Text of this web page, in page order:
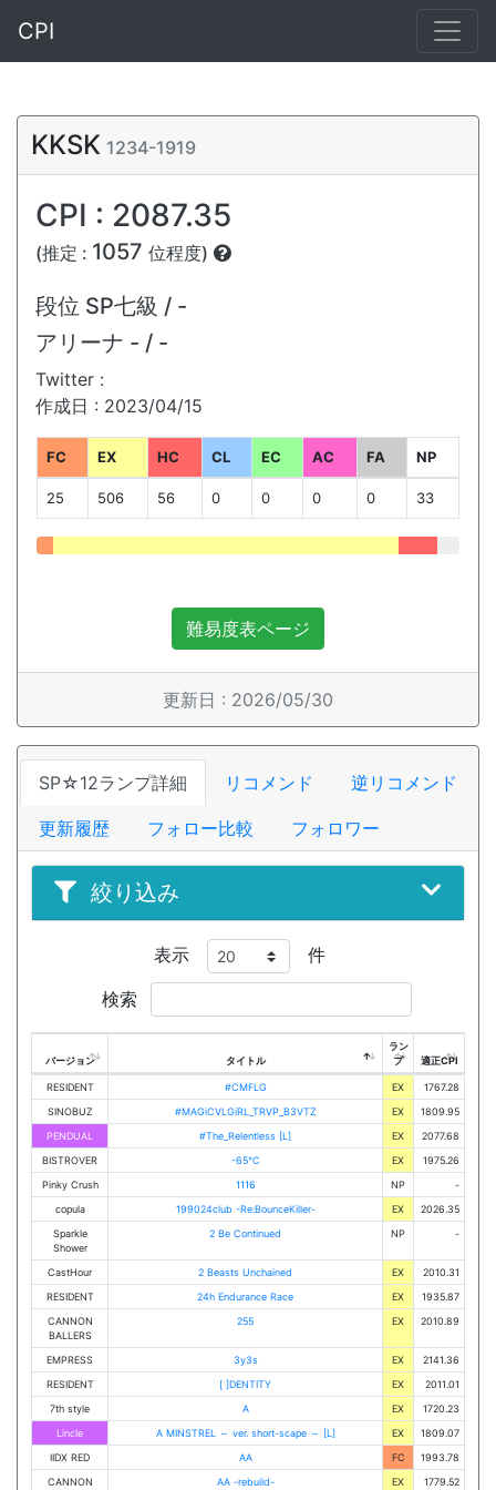
CPI
KKSK 1234-1919
CPI : 2087.35
(推定 : 1057 位程度)
段位 SP七級 / -
アリーナ - / -
Twitter :
作成日 : 2023/04/15
FC EX HC CL EC AC FA NP
25 506 56 0 0 0 0 33
難易度表ページ
更新日 : 2026/05/30
SP☆12ランプ詳細 リコメンド 逆リコメンド
更新履歴 フォロー比較 フォロワー
絞り込み
表示 件
検索
バージョン タイトル
ラン
プ
適正CPI
RESIDENT #CMFLG EX
1767.28
SINOBUZ
#MAGiCVLGiRL_TRVP_B3VTZ EX
1809.95
PENDUAL
#The_Relentless [L] EX
2077.68
BISTROVER
-65℃ EX
1975.26
Pinky Crush
1116 NP
-
copula
199024club -Re:BounceKiller- EX
2026.35
Sparkle
Shower
2 Be Continued NP -
CastHour 2 Beasts Unchained EX
2010.31
RESIDENT
24h Endurance Race EX
1935.87
CANNON
BALLERS
255 EX 2010.89
EMPRESS 3y3s EX
2141.36
RESIDENT
[ ]DENTITY EX
2011.01
7th style
A EX
1720.23
Lincle
A MINSTREL ～ ver. short-scape ～ [L] EX
1809.07
IIDX RED
AA FC
1993.78
CANNON
AA -rebuild- EX 1779.52